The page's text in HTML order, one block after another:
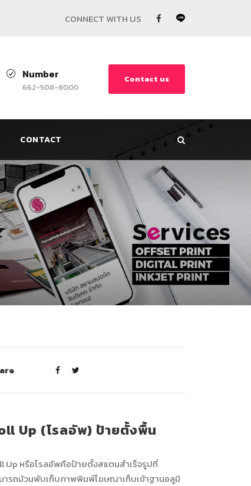
Number
662-508-8000
Contact us
CONTACT
Up (โรลอัพ) ป้ายตั้งพื้น
Up หรือโรลอัพคือป้ายตั้งสแตนสำเร็จรูปที่
ารถม้วนพับเก็บภาพพิมพ์โฆษณาเก็บเข้าฐานอลูมิ